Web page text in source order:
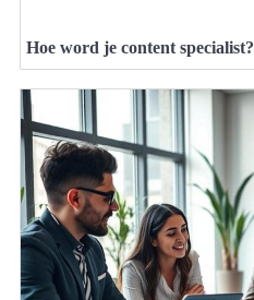
Hoe word je content specialist?